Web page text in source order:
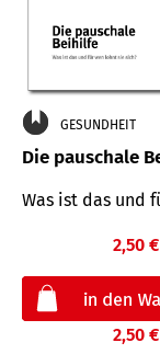
GESUNDHEIT
Die pauschale
Was ist das und
2,50 €
2,50 €